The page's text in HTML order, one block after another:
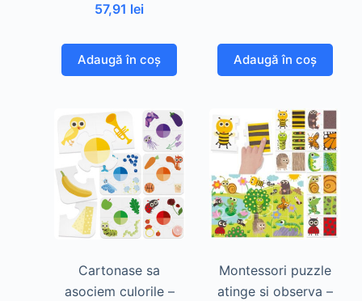
57,91 lei
Adaugă în coș Adaugă în coș
Cartonase sa
asociem culorile –
Montessori puzzle
atinge si observa –